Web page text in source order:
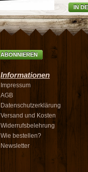
IN
ABONNIEREN
Informationen
Impressum
AGB
Datenschutzerklärung
Versand und Kosten
Widerrufsbelehrung
Wie bestellen?
Newsletter